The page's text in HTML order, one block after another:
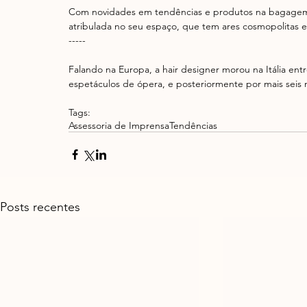
Com novidades em tendências e produtos na
atribulada no seu espaço, que tem ares cosmopolitas
-----
Falando na Europa, a hair designer morou na Itália
espetáculos de ópera, e posteriormente por mais seis
Tags:
Assessoria de ImprensaTendências
Posts recentes